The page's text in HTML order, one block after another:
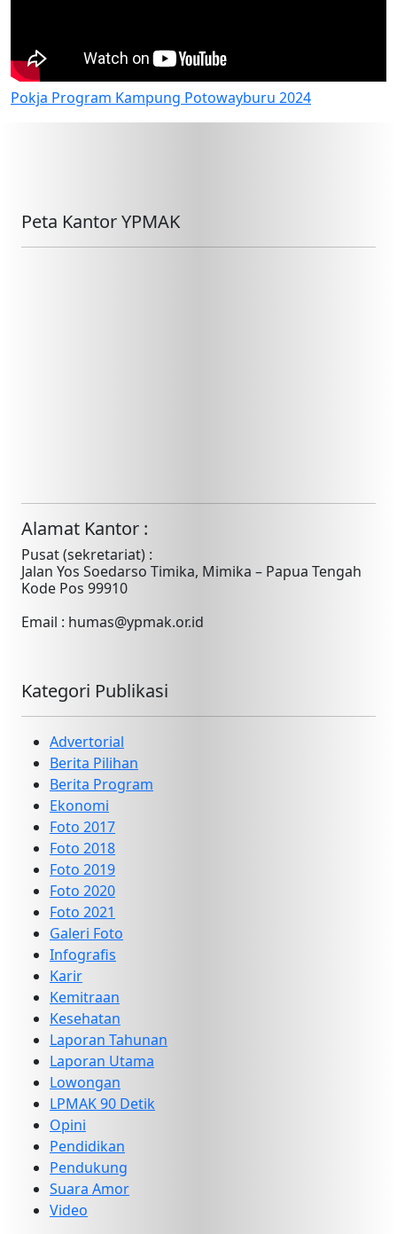
Pokja Program Kampung Potowayburu 2024
Peta Kantor YPMAK
Alamat Kantor :
Pusat (sekretariat) :
Jalan Yos Soedarso Timika, Mimika – Papua Tengah
Kode Pos 99910
Email : humas@ypmak.or.id
Kategori Publikasi
Advertorial
Berita Pilihan
Berita Program
Ekonomi
Foto 2017
Foto 2018
Foto 2019
Foto 2020
Foto 2021
Galeri Foto
Infografis
Karir
Kemitraan
Kesehatan
Laporan Tahunan
Laporan Utama
Lowongan
LPMAK 90 Detik
Opini
Pendidikan
Pendukung
Suara Amor
Video